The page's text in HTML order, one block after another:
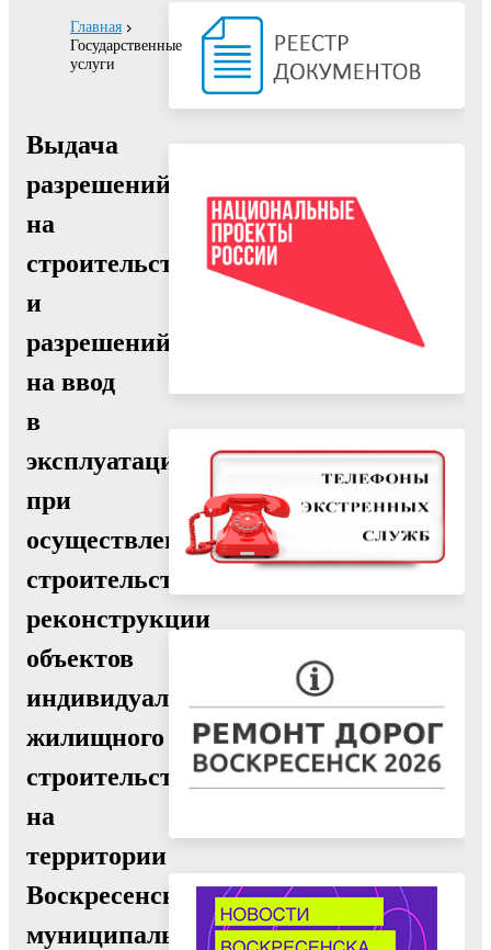
Главная
Государственные
услуги
Выдача
разрешений
на
строительство
и
разрешений
на ввод
в
эксплуатацию
при
осуществлении
строительства,
реконструкции
объектов
индивидуального
жилищного
строительства
на
территории
Воскресенского
муниципального